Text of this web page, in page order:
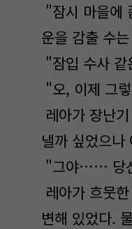
"잠시 마을에
운을 감출 수
"잠입 수사
"오, 이제 그
레아가 장난
낼까 싶었으나
"그야…… 당
레아가 흐뭇
변해 있었다.